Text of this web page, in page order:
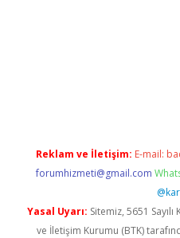
Reklam ve İletişim: E-mail:
forumhizmeti@gmail.com
Yasal Uyarı: Sitemiz, 5651
ve İletişim Kurumu (BTK)